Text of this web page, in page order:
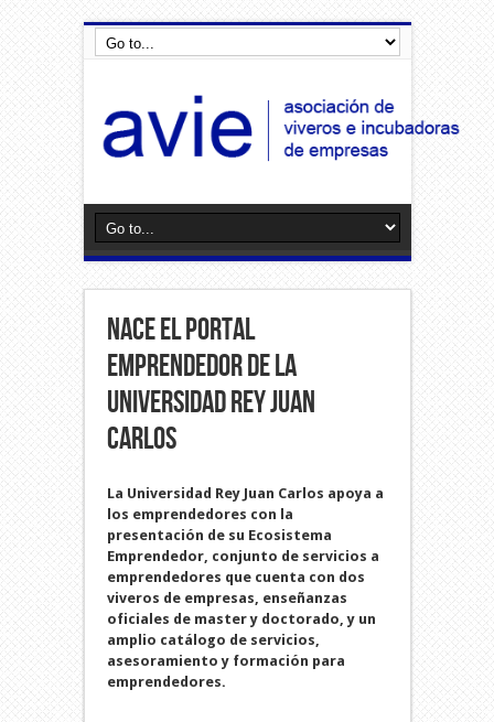
Nace El Portal
Emprendedor De La
Universidad Rey Juan
Carlos
La Universidad Rey Juan Carlos apoya a
los emprendedores con la
presentación de su Ecosistema
Emprendedor, conjunto de servicios a
emprendedores que cuenta con dos
viveros de empresas, enseñanzas
oficiales de master y doctorado, y un
amplio catálogo de servicios,
asesoramiento y formación para
emprendedores.